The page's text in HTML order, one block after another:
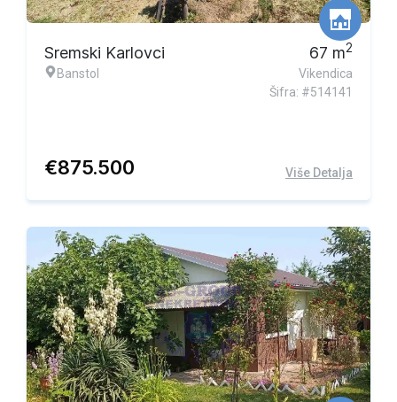
Sremski Karlovci
Banstol
67 m2
Vikendica
Šifra: #514141
€875.500 Više Detalja